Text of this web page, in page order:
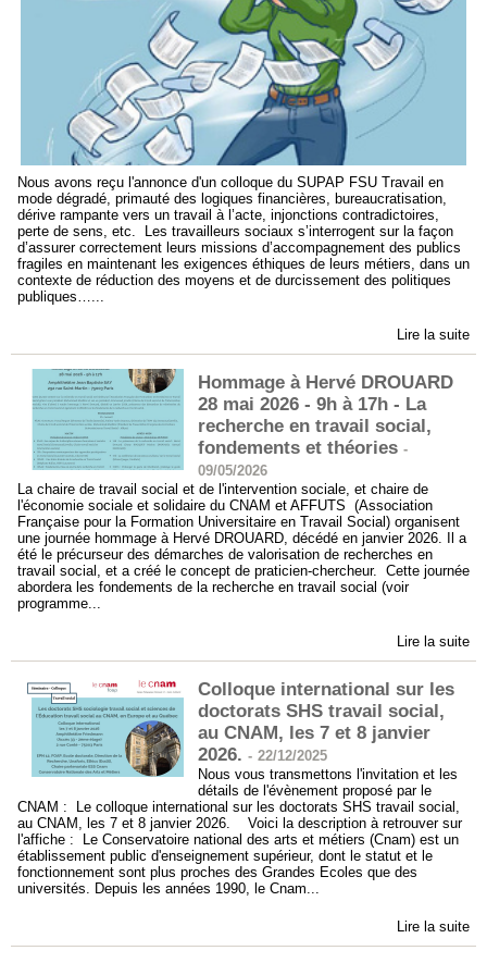
Nous avons reçu l'annonce d'un colloque du SUPAP FSU Travail en
mode dégradé, primauté des logiques financières, bureaucratisation,
dérive rampante vers un travail à l’acte, injonctions contradictoires,
perte de sens, etc. Les travailleurs sociaux s’interrogent sur la façon
d’assurer correctement leurs missions d’accompagnement des publics
fragiles en maintenant les exigences éthiques de leurs métiers, dans un
contexte de réduction des moyens et de durcissement des politiques
publiques…...
Lire la suite
Hommage à Hervé DROUARD
28 mai 2026 - 9h à 17h - La
recherche en travail social,
fondements et théories -
09/05/2026
La chaire de travail social et de l'intervention sociale, et chaire de
l'économie sociale et solidaire du CNAM et AFFUTS (Association
Française pour la Formation Universitaire en Travail Social) organisent
une journée hommage à Hervé DROUARD, décédé en janvier 2026. Il a
été le précurseur des démarches de valorisation de recherches en
travail social, et a créé le concept de praticien-chercheur. Cette journée
abordera les fondements de la recherche en travail social (voir
programme...
Lire la suite
Colloque international sur les
doctorats SHS travail social,
au CNAM, les 7 et 8 janvier
2026. - 22/12/2025
Nous vous transmettons l'invitation et les
détails de l'évènement proposé par le
CNAM : Le colloque international sur les doctorats SHS travail social,
au CNAM, les 7 et 8 janvier 2026. Voici la description à retrouver sur
l'affiche : Le Conservatoire national des arts et métiers (Cnam) est un
établissement public d'enseignement supérieur, dont le statut et le
fonctionnement sont plus proches des Grandes Ecoles que des
universités. Depuis les années 1990, le Cnam...
Lire la suite